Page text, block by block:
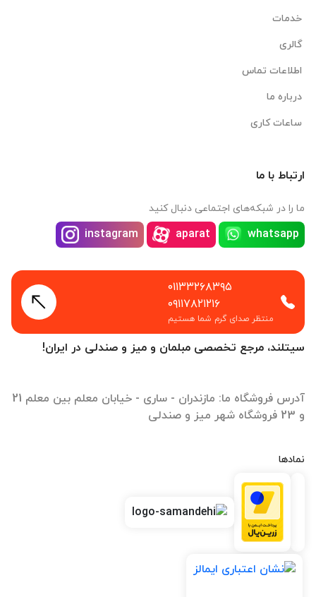
سیتلند، مرجع تخصصی مبلمان و میز و صندلی در ایران!
آدرس فروشگاه ما: مازندران - ساری - خیابان معلم بین معلم 21
و 23 فروشگاه شهر میز و صندلی
نمادها
خدمات
گالری
اطلاعات تماس
درباره ما
ساعات کاری
ارتباط با ما
ما را در شبکه‌های اجتماعی دنبال کنید
whatsapp
aparat
instagram
۰۱۱۳۳۲۶۸۳۹۵
۰۹۱۱۷۸۲۱۲۱۶
منتظر صدای گرم شما هستیم